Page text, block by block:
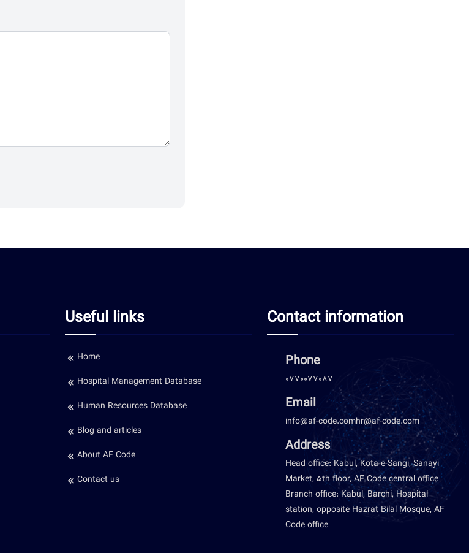
Useful links
Home
Hospital Management Database
Human Resources Database
Blog and articles
About AF Code
Contact us
Contact information
Phone
0770077087
Email
info@af-code.comhr@af-code.com
Address
Head office: Kabul, Kota-e-Sangi, Sanayi
Market, 5th floor, AF Code central office
Branch office: Kabul, Barchi, Hospital
station, opposite Hazrat Bilal Mosque, AF
Code office